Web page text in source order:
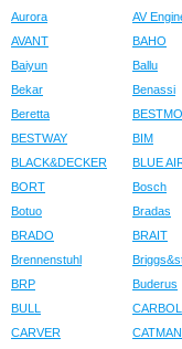
Aurora
AV
AVANT
BAHO
Baiyun
Ballu
Bekar
Benassi
Beretta
BESTWAY
BIM
BLACK&DECKER
BLUE
BORT
Bosch
Botuo
Bradas
BRADO
BRAIT
Brennenstuhl
BRP
Buderus
BULL
CARVER